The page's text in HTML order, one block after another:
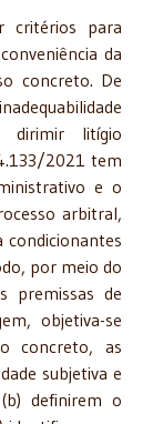
critérios para
da
concreto. De
dirimir litígio
2021 tem
e o
arbitral,
condicionantes
por meio do
premissas de
objetiva-se
concreto, as
subjetiva e
definirem o